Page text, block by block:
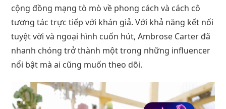
cộng đồng mạng tò mò về phong cách và cách cô
tương tác trực tiếp với khán giả. Với khả năng kết nối
tuyệt vời và ngoại hình cuốn hút, Ambrose Carter đã
nhanh chóng trở thành một trong những influencer
nổi bật mà ai cũng muốn theo dõi.